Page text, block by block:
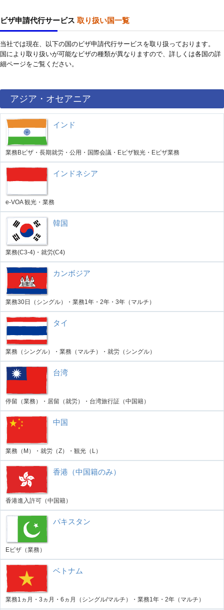
ビザ申請代行サービス 取り扱い国一覧
当社では現在、以下の国のビザ申請代行サービスを取り扱っております。
国により取り扱いが可能なビザの種類が異なりますので、詳しくは各国の詳
細ページをご覧ください。
アジア・オセアニア
インド
業務Bビザ・長期就労・公用・国際会議・Eビザ観光・Eビザ業務
インドネシア
e-VOA 観光・業務
韓国
業務(C3-4)・就労(C4)
カンボジア
業務30日（シングル）・業務1年・2年・3年（マルチ）
タイ
業務（シングル）・業務（マルチ）・就労（シングル）
台湾
停留（業務）・居留（就労）・台湾旅行証（中国籍）
中国
業務（M）・就労（Z）・観光（L）
香港（中国籍のみ）
香港進入許可（中国籍）
パキスタン
Eビザ（業務）
ベトナム
業務1ヵ月・3ヵ月・6ヵ月（シングル/マルチ）・業務1年・2年（マルチ）